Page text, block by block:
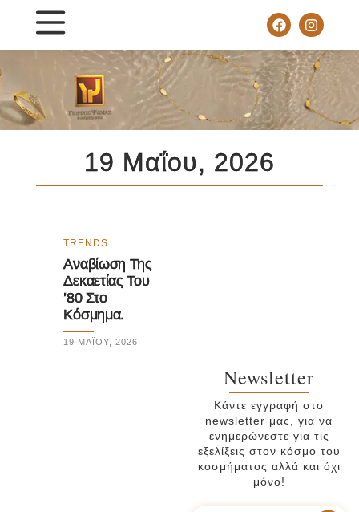
19 Μαΐου, 2026
TRENDS
Aναβίωση Της
Δεκαετίας Του
’80 Στο
Κόσμημα.
19 ΜΑΪ́ΟΥ, 2026
Newsletter
Κάντε εγγραφή στο
newsletter μας, για να
ενημερώνεστε για τις
εξελίξεις στον κόσμο του
κοσμήματος αλλά και όχι
μόνο!